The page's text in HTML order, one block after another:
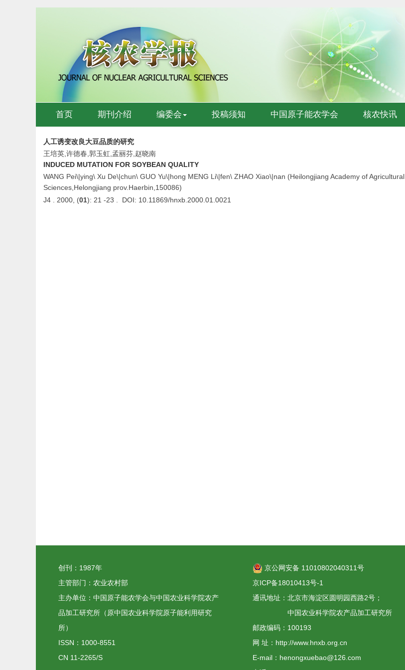
首页 期刊介绍 编委会 投稿须知 中国原子能农学会 核农快讯
人工诱变改良大豆品质的研究
王培英,许德春,郭玉虹,孟丽芬,赵晓南
INDUCED MUTATION FOR SOYBEAN QUALITY
WANG Pei\|ying\ Xu De\|chun\ GUO Yu\|hong MENG Li\|fen\ ZHAO Xiao\|nan (Heilongjiang Academy of Agricultural
Sciences,Helongjiang prov.Haerbin,150086)
J4 . 2000, (01): 21 -23 . DOI: 10.11869/hnxb.2000.01.0021
创刊：1987年
主管部门：农业农村部
主办单位：中国原子能农学会与中国农业科学院农产
品加工研究所（原中国农业科学院原子能利用研究
所）
ISSN：1000-8551
CN 11-2265/S
京公网安备 11010802040311号
京ICP备18010413号-1
通讯地址：北京市海淀区圆明园西路2号；
中国农业科学院农产品加工研究所
邮政编码：100193
网 址：http://www.hnxb.org.cn
E-mail：henongxuebao@126.com